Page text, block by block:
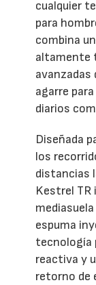
cualquier
para
combina
altamente
agarre
diarios
Diseñada
los
distancias
Kestrel TR
espuma
tecnología
reactiva y
retorno de